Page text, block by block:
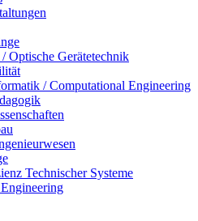
Optische Gerätetechnik
/ Computational Engineering
Technischer Systeme